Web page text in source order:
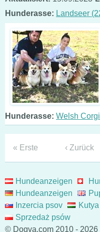
Hunderasse: Landseer
Hunderasse: Welsh
« Erste ‹ Zurück
Hundeanzeigen
Hundeanzeigen
Inzercia psov
Sprzedaż psów
© Dogva.com 2010 - 2026